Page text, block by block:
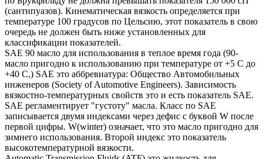
(сантипуазов). Кинематическая вязкость определяется при
температуре 100 градусов по Цельсию, этот показатель в свою
очередь не должен быть ниже установленных для
классификации показателей.
SAE 90 масло для использования в теплое время года (90-
масло пригодно к использованию при температуре от +5 С до
+40 С,) SAE это аббревиатура: Общество Автомобильных
инженеров (Society of Automotive Engineers). Зависимость
вязкостно-температурных свойств это и есть показатель SAE.
SAE регламентирует "густоту" масла. Класс по SAE
записывается двумя индексами через дефис с буквой W после
первой цифры. W(winter) означает, что это масло пригодно для
зимнего использования. Второй индекс это показатель
высокотемпературной вязкости.